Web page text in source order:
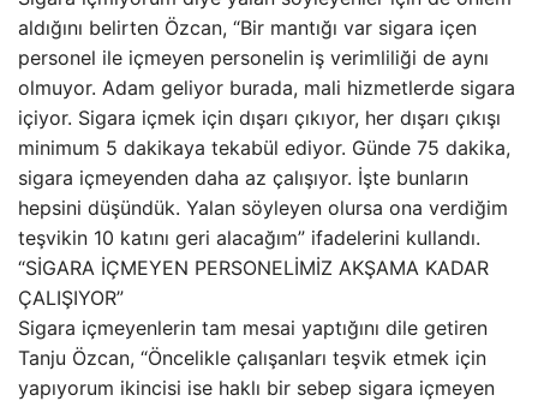
aldığını belirten Özcan, “Bir mantığı var sigara içen
personel ile içmeyen personelin iş verimliliği de aynı
olmuyor. Adam geliyor burada, mali hizmetlerde sigara
içiyor. Sigara içmek için dışarı çıkıyor, her dışarı çıkışı
minimum 5 dakikaya tekabül ediyor. Günde 75 dakika,
sigara içmeyenden daha az çalışıyor. İşte bunların
hepsini düşündük. Yalan söyleyen olursa ona verdiğim
teşvikin 10 katını geri alacağım” ifadelerini kullandı.
“SİGARA İÇMEYEN PERSONELİMİZ AKŞAMA KADAR
ÇALIŞIYOR”
Sigara içmeyenlerin tam mesai yaptığını dile getiren
Tanju Özcan, “Öncelikle çalışanları teşvik etmek için
yapıyorum ikincisi ise haklı bir sebep sigara içmeyen